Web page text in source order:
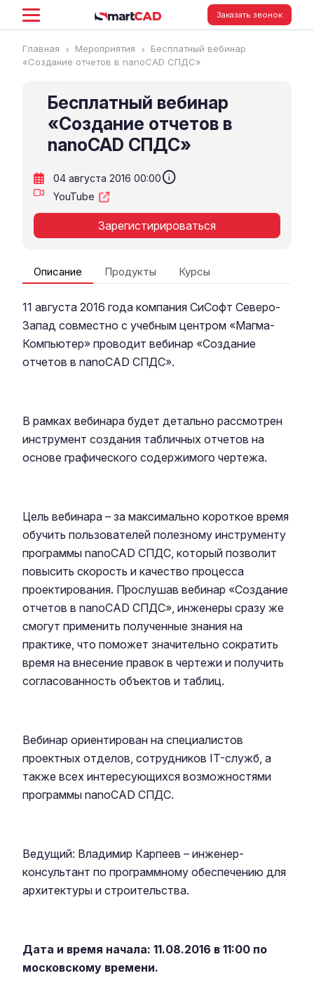
Заказать звонок
Главная Мероприятия
Бесплатный вебинар
«Создание отчетов в nanoCAD СПДС»
Бесплатный вебинар
«Создание отчетов в
nanoCAD СПДС»
04 августа 2016 00:00info
YouTube
Зарегистирироваться
Описание Продукты Курсы
11 августа 2016 года компания СиСофт Северо-
Запад совместно с учебным центром «Магма-
Компьютер» проводит вебинар «Создание
отчетов в nanoCAD СПДС».
В рамках вебинара будет детально рассмотрен
инструмент создания табличных отчетов на
основе графического содержимого чертежа.
Цель вебинара – за максимально короткое время
обучить пользователей полезному инструменту
программы nanoCAD СПДС, который позволит
повысить скорость и качество процесса
проектирования. Прослушав вебинар «Создание
отчетов в nanoCAD СПДС», инженеры сразу же
смогут применить полученные знания на
практике, что поможет значительно сократить
время на внесение правок в чертежи и получить
согласованность объектов и таблиц.
Вебинар ориентирован на специалистов
проектных отделов, сотрудников IT-служб, а
также всех интересующихся возможностями
программы nanoCAD СПДС.
Ведущий: Владимир Карпеев – инженер-
консультант по программному обеспечению для
архитектуры и строительства.
Дата и время начала: 11.08.2016 в 11:00 по
московскому времени.